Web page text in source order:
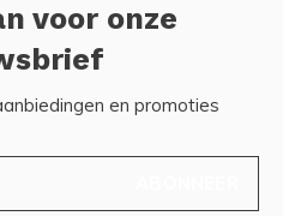
voor onze
en promoties